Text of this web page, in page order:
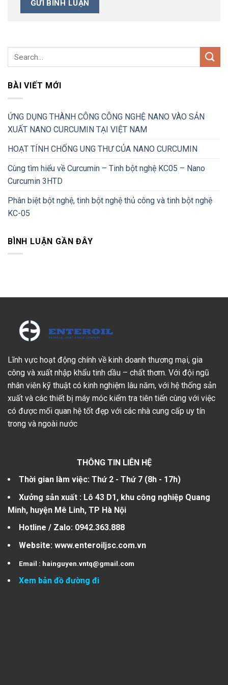
BÀI VIẾT MỚI
ỨNG DỤNG THÀNH CÔNG CÔNG NGHỆ NANO VÀO SẢN
XUẤT NANO CURCUMIN TẠI VIỆT NAM
HOẠT TÍNH CHỐNG UNG THƯ CỦA NANO CURCUMIN
Cùng tìm hiểu về Curcumin – Tinh bột nghệ KC05 – Nano
Curcumin 3HTD
Phân biệt bột nghệ, tinh bột nghệ thủ công và tinh bột nghệ
KC-05
BÌNH LUẬN GẦN ĐÂY
Lĩnh vực hoạt động chính về kinh doanh thương mại, gia
công và xuất nhập khẩu tinh dầu – chất thơm. Với đội ngũ
nhân viên kỹ thuật có kinh nghiệm lâu năm, với hệ thống sản
xuất và các thiết bị máy móc kiểm tra tiên tiến cùng với việc
có được mối quan hệ tốt đẹp với các nhà cung cấp uy tín
trong và ngoài nước
THÔNG TIN LIÊN HỆ
Thời gian làm việc: Thứ 2 - Thứ 7 (8h - 17h)
Xưởng sản xuất : Lô 43 D1, khu công nghiệp Quang
Minh, huyện Mê Linh, TP Hà Nội
Hotline / Zalo: 0942.363.888
Website: www.enteroiljsc.com.vn
Email : hainguyen.vntq@gmail.com
Xem bản đồ đường đi